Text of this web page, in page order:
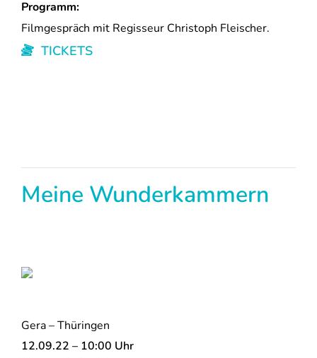
Programm:
Filmgespräch mit Regisseur Christoph Fleischer.
TICKETS
Meine Wunderkammern
Gera – Thüringen
12.09.22 – 10:00 Uhr